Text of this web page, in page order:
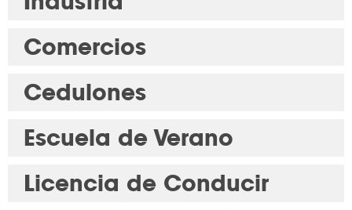
Comercios
Cedulones
Escuela de Verano
Licencia de Conducir